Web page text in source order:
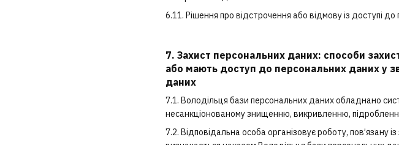
6.11. Рішення про відстрочення або відмову із доступі
7. Захист персональних даних: способи
або мають доступ до персональних даних у
даних
7.1. Володільця бази персональних даних обладнано
несанкціонованому знищенню, викривленню,
7.2. Відповідальна особа організовує роботу, пов’язану